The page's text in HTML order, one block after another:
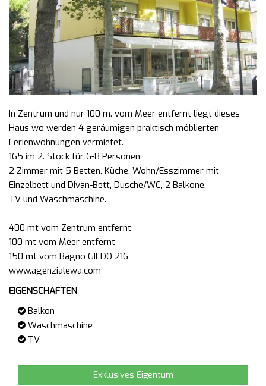
In Zentrum und nur 100 m. vom Meer entfernt liegt dieses
Haus wo werden 4 geräumigen praktisch möblierten
Ferienwohnungen vermietet.
165 im 2. Stock für 6-8 Personen
2 Zimmer mit 5 Betten, Küche, Wohn/Esszimmer mit
Einzelbett und Divan-Bett, Dusche/WC, 2 Balkone.
TV und Waschmaschine.
400 mt vom Zentrum entfernt
100 mt vom Meer entfernt
150 mt vom Bagno GILDO 216
EIGENSCHAFTEN
Balkon
Waschmaschine
TV
Exklusives Eigentum